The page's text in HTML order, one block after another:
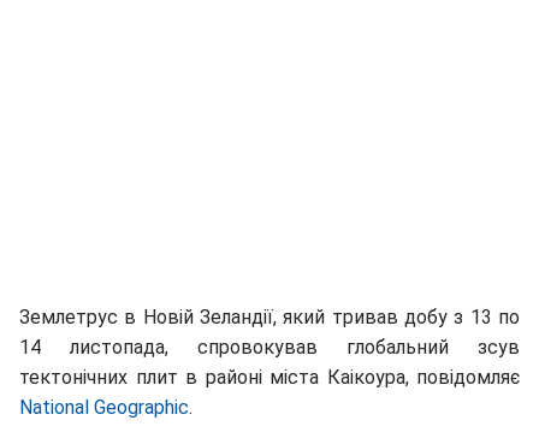
Землетрус в Новій Зеландії, який тривав добу з 13 по
14 листопада, спровокував глобальний зсув
тектонічних плит в районі міста Каікоура, повідомляє
National Geographic.